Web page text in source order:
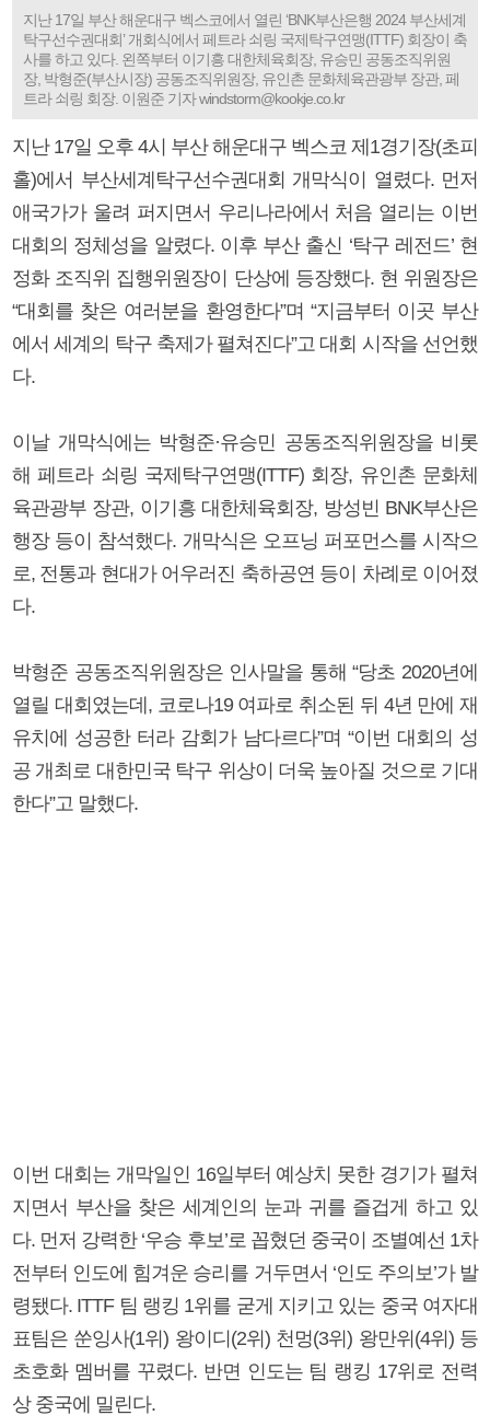
지난 17일 부산 해운대구 벡스코에서 열린 ‘BNK부산은행 2024 부산세계
탁구선수권대회’ 개회식에서 페트라 쇠링 국제탁구연맹(ITTF) 회장이 축
사를 하고 있다. 왼쪽부터 이기흥 대한체육회장, 유승민 공동조직위원
장, 박형준(부산시장) 공동조직위원장, 유인촌 문화체육관광부 장관, 페
트라 쇠링 회장. 이원준 기자 windstorm@kookje.co.kr
지난 17일 오후 4시 부산 해운대구 벡스코 제1경기장(초피
홀)에서 부산세계탁구선수권대회 개막식이 열렸다. 먼저
애국가가 울려 퍼지면서 우리나라에서 처음 열리는 이번
대회의 정체성을 알렸다. 이후 부산 출신 ‘탁구 레전드’ 현
정화 조직위 집행위원장이 단상에 등장했다. 현 위원장은
“대회를 찾은 여러분을 환영한다”며 “지금부터 이곳 부산
에서 세계의 탁구 축제가 펼쳐진다”고 대회 시작을 선언했
다.
이날 개막식에는 박형준·유승민 공동조직위원장을 비롯
해 페트라 쇠링 국제탁구연맹(ITTF) 회장, 유인촌 문화체
육관광부 장관, 이기흥 대한체육회장, 방성빈 BNK부산은
행장 등이 참석했다. 개막식은 오프닝 퍼포먼스를 시작으
로, 전통과 현대가 어우러진 축하공연 등이 차례로 이어졌
다.
박형준 공동조직위원장은 인사말을 통해 “당초 2020년에
열릴 대회였는데, 코로나19 여파로 취소된 뒤 4년 만에 재
유치에 성공한 터라 감회가 남다르다”며 “이번 대회의 성
공 개최로 대한민국 탁구 위상이 더욱 높아질 것으로 기대
한다”고 말했다.
이번 대회는 개막일인 16일부터 예상치 못한 경기가 펼쳐
지면서 부산을 찾은 세계인의 눈과 귀를 즐겁게 하고 있
다. 먼저 강력한 ‘우승 후보’로 꼽혔던 중국이 조별예선 1차
전부터 인도에 힘겨운 승리를 거두면서 ‘인도 주의보’가 발
령됐다. ITTF 팀 랭킹 1위를 굳게 지키고 있는 중국 여자대
표팀은 쑨잉사(1위) 왕이디(2위) 천멍(3위) 왕만위(4위) 등
초호화 멤버를 꾸렸다. 반면 인도는 팀 랭킹 17위로 전력
상 중국에 밀린다.